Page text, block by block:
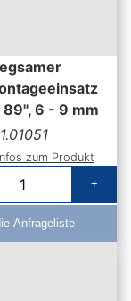
89", 6 - 9 mm
1.01051
zum Produkt
+
Anfrageliste